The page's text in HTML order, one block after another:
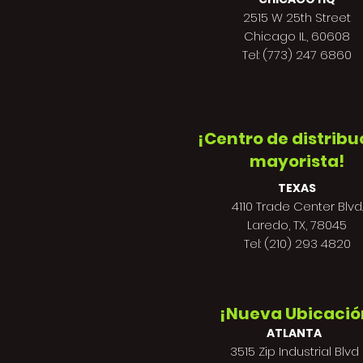
2515 W 25th Street
Chicago IL, 60608
Tel: (773) 247 6860
¡Centro de
mayorista!
TEXAS
4110 Trade Center Blvd.
Laredo, TX, 78045
Tel: (210) 293 4820
¡Nueva
ATLANTA
3515 Zip Industrial Blvd